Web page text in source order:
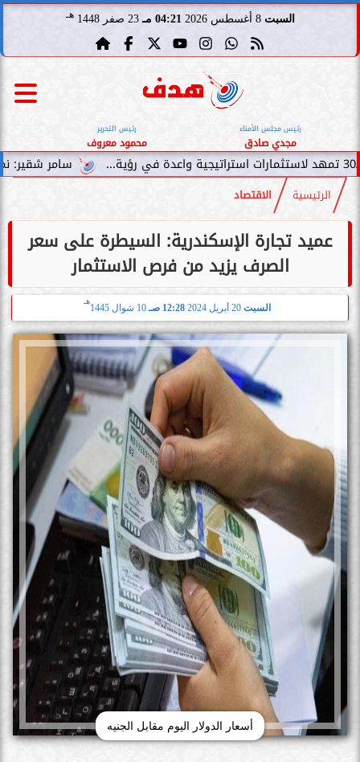
السبت 8 أغسطس 2026 04:21 مـ 23 صفر 1448 هـ
رئيس مجلس الأمناء
مجدي صادق
رئيس التحرير
محمود معروف
سامر شقير: نمو صناديق
الرئيسية الاقتصاد
عميد تجارة الإسكندرية: السيطرة على سعر
الصرف يزيد من فرص الاستثمار
السبت 20 أبريل 2024 12:28 صـ 10 شوال 1445
هـ
أسعار الدولار اليوم مقابل الجنيه